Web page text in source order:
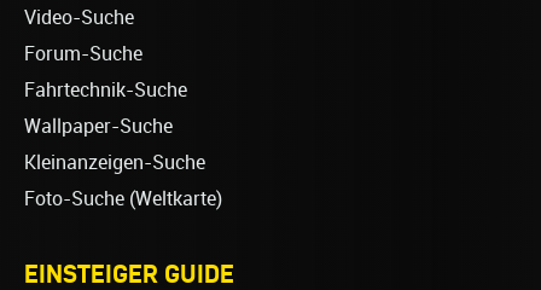
Video-Suche
Forum-Suche
Fahrtechnik-Suche
Wallpaper-Suche
Kleinanzeigen-Suche
Foto-Suche (Weltkarte)
EINSTEIGER GUIDE